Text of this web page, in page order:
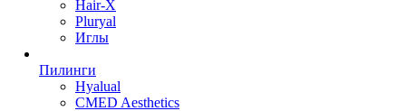
Hair-X
Pluryal
Иглы
Пилинги
Hyalual
CMED Aesthetics